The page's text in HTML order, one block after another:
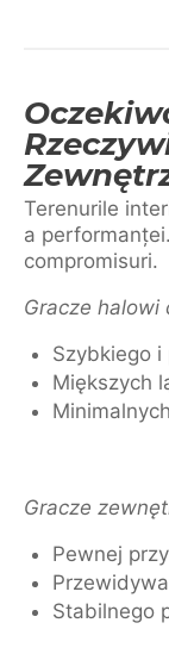
Terenurile
a
compromisuri.
Gracze halowi
Szybkiego i
Miększych
Gracze
Pewnej
Stabilnego